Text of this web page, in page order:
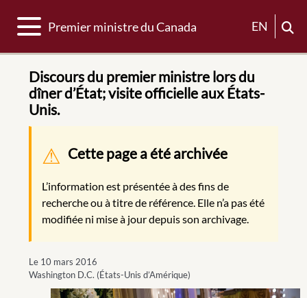
Basculer la navigation
Premier ministre du Canada EN
Discours du premier ministre lors du
dîner d’État; visite officielle aux États-
Unis.
Message d'avertissement
Cette page a été archivée
L’information est présentée à des fins de
recherche ou à titre de référence. Elle n’a pas été
modifiée ni mise à jour depuis son archivage.
Le 10 mars 2016
Washington D.C. (États-Unis d’Amérique)